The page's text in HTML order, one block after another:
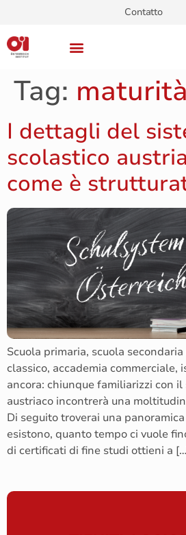
Contatto
Tag: maturità
I dettagli del
scolastico
come è
Scuola primaria, scuola
classico, accademia commerciale,
ancora: chiunque familiarizzi con
austriaco incontrerà una
Di seguito troverai una
esistono, quanto tempo ci vuole
di certificati di fine studi ottieni a